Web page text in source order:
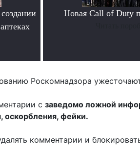
Новая Call of Duty
Роскомнадзора
с заведомо ложной
оскорбления, фейки.
комментарии и